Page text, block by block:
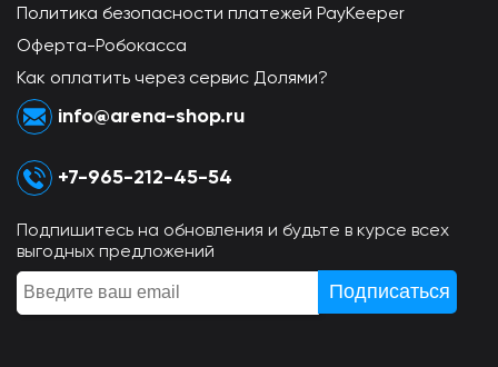
Политика безопасности платежей PayKeeper
Оферта-Робокасса
Как оплатить через сервис Долями?
info@arena-shop.ru
+7-965-212-45-54
Подпишитесь на обновления и будьте в курсе всех
выгодных предложений